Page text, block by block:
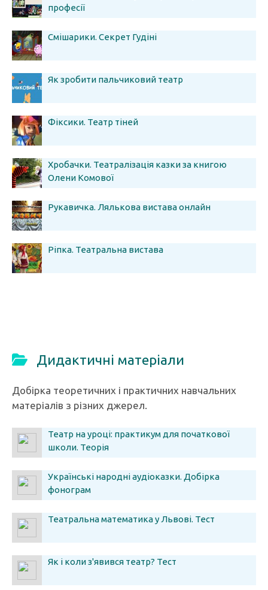
професії
Смішарики. Секрет Гудіні
Як зробити пальчиковий театр
Фіксики. Театр тіней
Хробачки. Театралізація казки за книгою
Олени Комової
Рукавичка. Лялькова вистава онлайн
Ріпка. Театральна вистава
Дидактичні матеріали
Добірка теоретичних і практичних навчальних
матеріалів з різних джерел.
Театр на уроці: практикум для початкової
школи. Теорія
Українські народні аудіоказки. Добірка
фонограм
Театральна математика у Львові. Тест
Як і коли з'явився театр? Тест